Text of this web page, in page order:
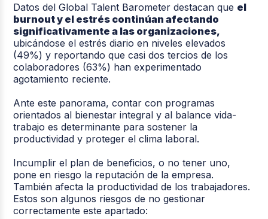
Datos del Global Talent Barometer destacan que el
burnout y el estrés continúan afectando
significativamente a las organizaciones,
ubicándose el estrés diario en niveles elevados
(49%) y reportando que casi dos tercios de los
colaboradores (63%) han experimentado
agotamiento reciente.
Ante este panorama, contar con programas
orientados al bienestar integral y al balance vida-
trabajo es determinante para sostener la
productividad y proteger el clima laboral.
Incumplir el plan de beneficios, o no tener uno,
pone en riesgo la reputación de la empresa.
También afecta la productividad de los trabajadores.
Estos son algunos riesgos de no gestionar
correctamente este apartado: